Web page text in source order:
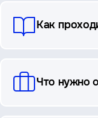
Как
Что нужно